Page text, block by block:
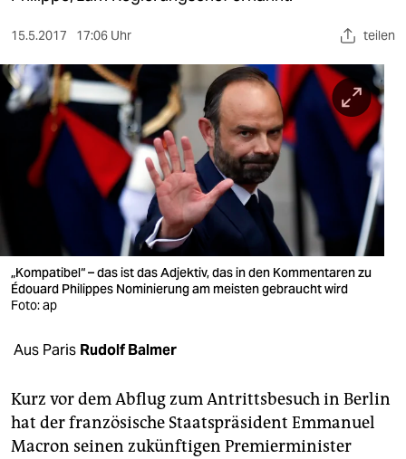
sport
berlin
nord
wahrheit
verlag
veranstaltungen
unterstützen
abo
15.5.2017 17:06 Uhr teilen
„Kompatibel“ – das ist das Adjektiv, das in den Kommentaren zu
Édouard Philippes Nominierung am meisten gebraucht wird
Foto: ap
Aus Paris Rudolf Balmer
Kurz vor dem Abflug zum Antrittsbesuch in Berlin
hat der französische Staatspräsident Emmanuel
Macron seinen zukünftigen Premierminister